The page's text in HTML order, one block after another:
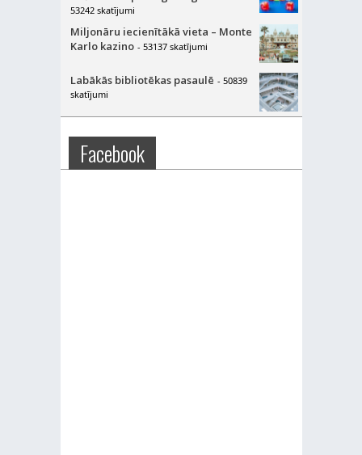
53242 skatījumi
Miljonāru iecienītākā vieta – Monte
Karlo kazino - 53137 skatījumi
Labākās bibliotēkas pasaulē - 50839
skatījumi
Facebook